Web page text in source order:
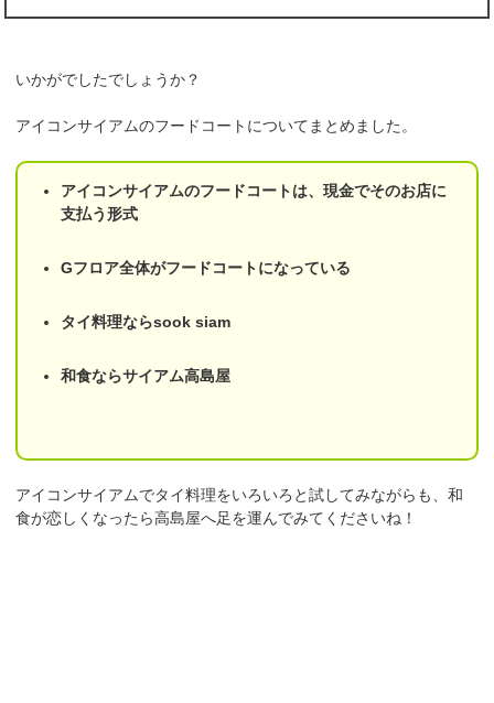
いかがでしたでしょうか？
アイコンサイアムのフードコートについてまとめました。
アイコンサイアムのフードコートは、現金でそのお店に
支払う形式
Gフロア全体がフードコートになっている
タイ料理ならsook siam
和食ならサイアム高島屋
アイコンサイアムでタイ料理をいろいろと試してみながらも、和
食が恋しくなったら高島屋へ足を運んでみてくださいね！